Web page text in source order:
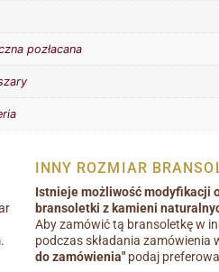
pozłacana
INNY ROZMIAR
Istnieje możliwość modyfikacji
bransoletki z kamieni
Aby zamówić tą bransoletkę w
podczas składania zamówienia
do zamówienia"podaj